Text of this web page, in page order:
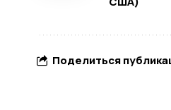
Поделиться